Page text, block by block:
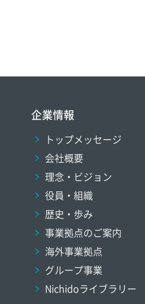
企業情報
トップメッセージ
会社概要
理念・ビジョン
役員・組織
歴史・歩み
事業拠点のご案内
海外事業拠点
グループ事業
Nichidoライブラリー